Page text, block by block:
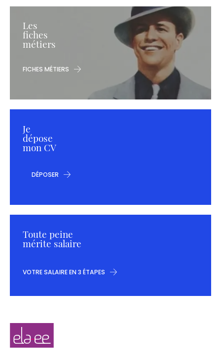
Les
fiches
métiers
FICHES MÉTIERS
Je
dépose
mon CV
DÉPOSER
Toute peine
mérite salaire
VOTRE SALAIRE EN 3 ÉTAPES
Navigation
secondaire
Elaee